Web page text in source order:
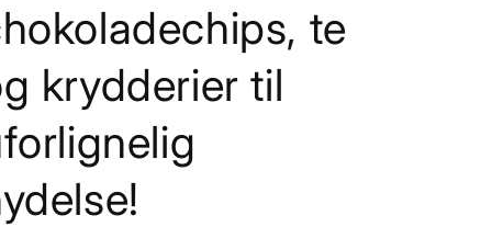
te
krydderier til